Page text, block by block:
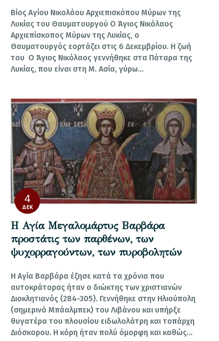
Βίος Αγίου Νικολάου Αρχιεπισκόπου Μύρων της
Λυκίας του Θαυματουργού Ο Άγιος Νικόλαος
Αρχιεπίσκοπος Μύρων της Λυκίας, ο
Θαυματουργός εορτάζει στις 6 Δεκεμβρίου. Η ζωή
του Ο Άγιος Νικόλαος γεννήθηκε στα Πάταρα της
Λυκίας, που είναι στη Μ. Ασία, γύρω…
4
ΔΕΚ
Η Αγία Μεγαλομάρτυς Βαρβάρα
προστάτις των παρθένων, των
ψυχορραγούντων, των πυροβολητών
Η Αγία Βαρβάρα έζησε κατά τα χρόνια που
αυτοκράτορας ήταν ο διώκτης των χριστιανών
Διοκλητιανός (284-305). Γεννήθηκε στην Ηλιούπολη
(σημερινό Μπάαλμπεκ) του Λιβάνου και υπήρξε
θυγατέρα του πλουσίου ειδωλολάτρη και τοπάρχη
Διόσκορου. Η κόρη ήταν πολύ όμορφη και καθώς…